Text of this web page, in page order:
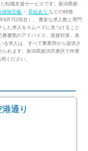
4
転職支援サービスです。新潟県新
保険完備 ・ 昇給あり などの特徴
8月7日現在）。 豊富な求人数と専門
た求人をスムーズに見つけること
募書類のアドバイス、面接対策、条
る求人は、すべて事業所から提供さ
られます。新潟県新潟市東区で作業
ください。
通り